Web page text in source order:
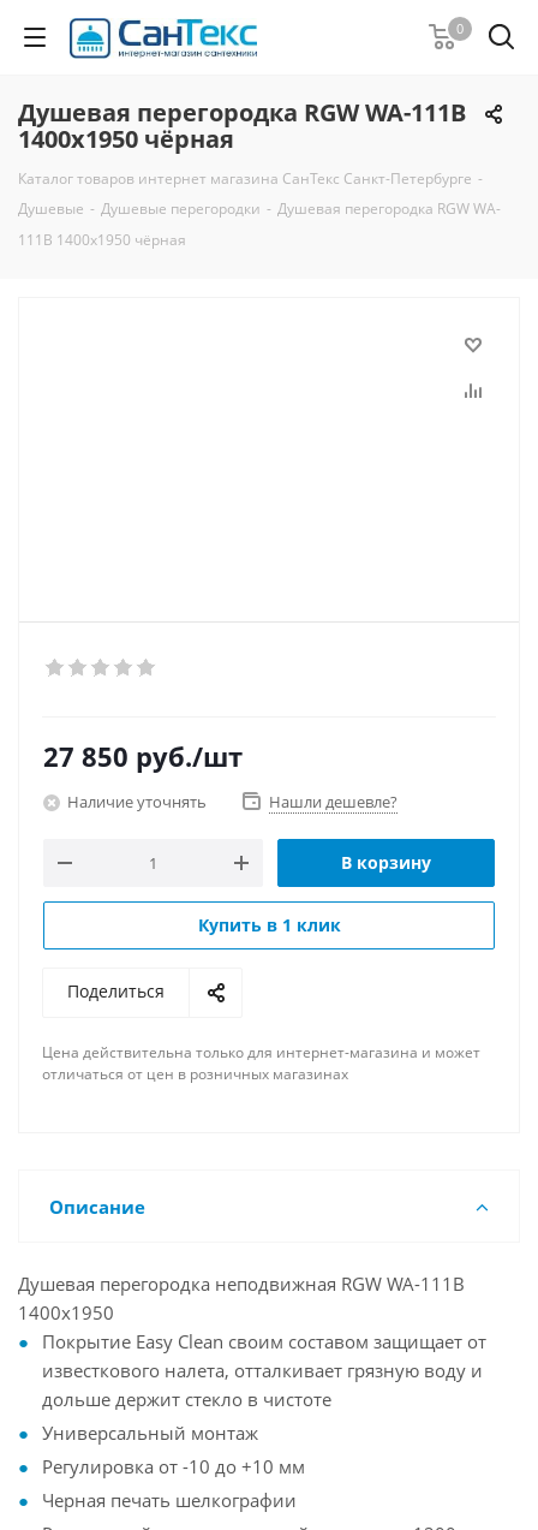
0
Душевая перегородка RGW WA-111B
1400x1950 чёрная
Каталог товаров интернет магазина СанТекс Санкт-Петербурге -
Душевые - Душевые перегородки - Душевая перегородка RGW WA-
111B 1400x1950 чёрная
27 850 руб./шт
Наличие уточнять Нашли дешевле?
В корзину
Купить в 1 клик
Поделиться
Цена действительна только для интернет-магазина и может
отличаться от цен в розничных магазинах
Описание
Душевая перегородка неподвижная RGW WA-111B
1400x1950
Покрытие Easy Clean своим составом защищает от
известкового налета, отталкивает грязную воду и
дольше держит стекло в чистоте
Универсальный монтаж
Регулировка от -10 до +10 мм
Черная печать шелкографии